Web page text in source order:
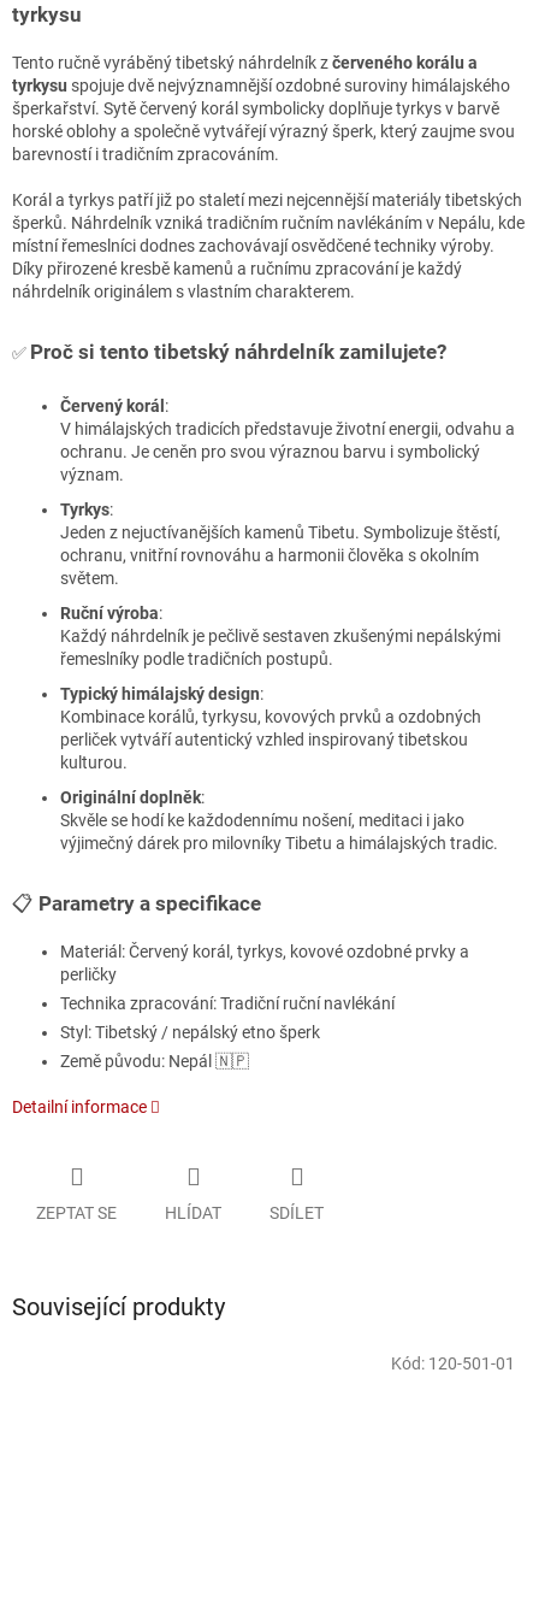
tyrkysu
Tento ručně vyráběný tibetský náhrdelník zčerveného korálu a
tyrkysu spojuje dvě nejvýznamnější ozdobné suroviny himálajského
šperkařství. Sytě červený korál symbolicky doplňuje tyrkys v barvě
horské oblohy a společně vytvářejí výrazný šperk, který zaujme svou
barevností i tradičním zpracováním.
Korál a tyrkys patří již po staletí mezi nejcennější materiály tibetských
šperků. Náhrdelník vzniká tradičním ručním navlékáním v Nepálu, kde
místní řemeslníci dodnes zachovávají osvědčené techniky výroby.
Díky přirozené kresbě kamenů a ručnímu zpracování je každý
náhrdelník originálem s vlastním charakterem.
✅ Proč si tento tibetský náhrdelník zamilujete?
Červený korál :
V himálajských tradicích představuje životní energii, odvahu a
ochranu. Je ceněn pro svou výraznou barvu i symbolický
význam.
Tyrkys:
Jeden z nejuctívanějších kamenů Tibetu. Symbolizuje štěstí,
ochranu, vnitřní rovnováhu a harmonii člověka s okolním
světem.
Ruční výroba:
Každý náhrdelník je pečlivě sestaven zkušenými nepálskými
řemeslníky podle tradičních postupů.
Typický himálajský design:
Kombinace korálů, tyrkysu, kovových prvků a ozdobných
perliček vytváří autentický vzhled inspirovaný tibetskou
kulturou.
Originální doplněk:
Skvěle se hodí ke každodennímu nošení, meditaci i jako
výjimečný dárek pro milovníky Tibetu a himálajských tradic.
📋 Parametry a specifikace
Materiál: Červený korál, tyrkys, kovové ozdobné prvky a
perličky
Technika zpracování: Tradiční ruční navlékání
Styl: Tibetský / nepálský etno šperk
Země původu: Nepál 🇳🇵
Detailní informace
ZEPTAT SE HLÍDAT SDÍLET
Související produkty
Kód: 120-501-01